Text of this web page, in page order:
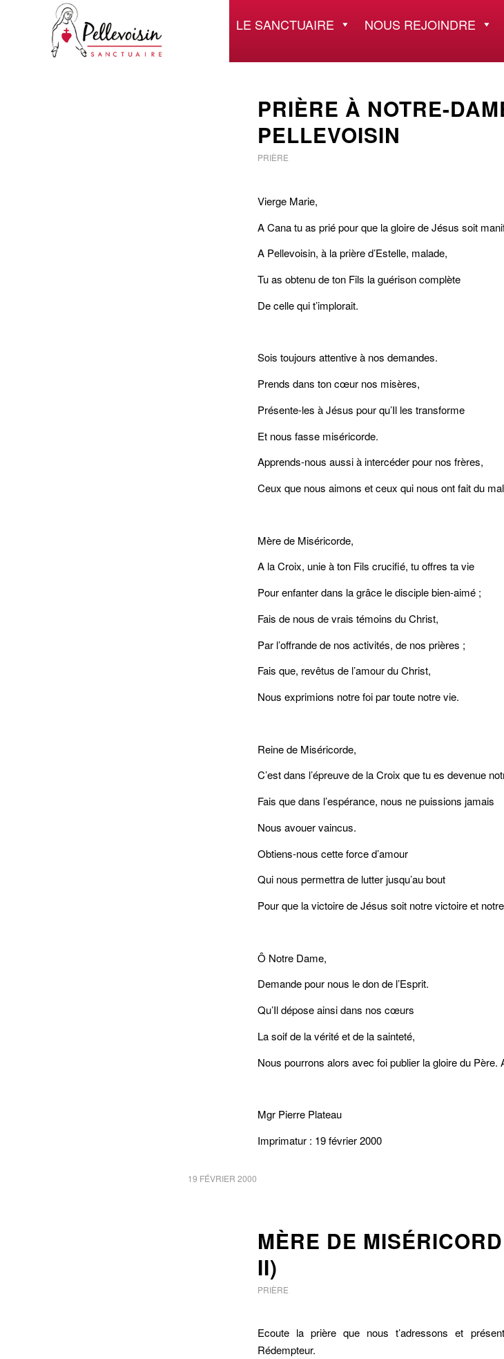
LE SANCTUAIRE NOUS REJOINDRE
PRIÈRE À NOTRE-
PELLEVOISIN
PRIÈRE
Vierge Marie,
A Cana tu as prié pour que la gloire de Jésus soit
A Pellevoisin, à la prière d’Estelle, malade,
Tu as obtenu de ton Fils la guérison complète
De celle qui t’implorait.
Sois toujours attentive à nos demandes.
Prends dans ton cœur nos misères,
Présente-les à Jésus pour qu’Il les transforme
Et nous fasse miséricorde.
Apprends-nous aussi à intercéder pour nos frères,
Ceux que nous aimons et ceux qui nous ont fait du
Mère de Miséricorde,
A la Croix, unie à ton Fils crucifié, tu offres ta vie
Pour enfanter dans la grâce le disciple bien-aimé ;
Fais de nous de vrais témoins du Christ,
Par l’offrande de nos activités, de nos prières ;
Fais que, revêtus de l’amour du Christ,
Nous exprimions notre foi par toute notre vie.
Reine de Miséricorde,
C’est dans l’épreuve de la Croix que tu es devenue
Fais que dans l’espérance, nous ne puissions jamais
Nous avouer vaincus.
Obtiens-nous cette force d’amour
Qui nous permettra de lutter jusqu’au bout
Pour que la victoire de Jésus soit notre victoire et
Ô Notre Dame,
Demande pour nous le don de l’Esprit.
Qu’Il dépose ainsi dans nos cœurs
La soif de la vérité et de la sainteté,
Nous pourrons alors avec foi publier la gloire du Père.
Mgr Pierre Plateau
Imprimatur : 19 février 2000
19 FÉVRIER 2000
MÈRE DE
II)
PRIÈRE
Ecoute la prière que nous t’adressons et
Rédempteur.